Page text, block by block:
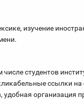
изучение
студентов
ссылки на
организация